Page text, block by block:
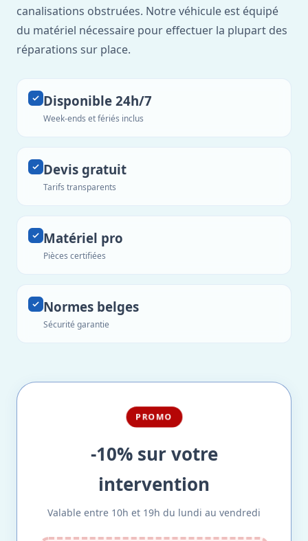
canalisations obstruées. Notre véhicule est équipé
du matériel nécessaire pour effectuer la plupart des
réparations sur place.
Disponible 24h/7
Week-ends et fériés inclus
Devis gratuit
Tarifs transparents
Matériel pro
Pièces certifiées
Normes belges
Sécurité garantie
PROMO
-10% sur votre
intervention
Valable entre 10h et 19h du lundi au vendredi